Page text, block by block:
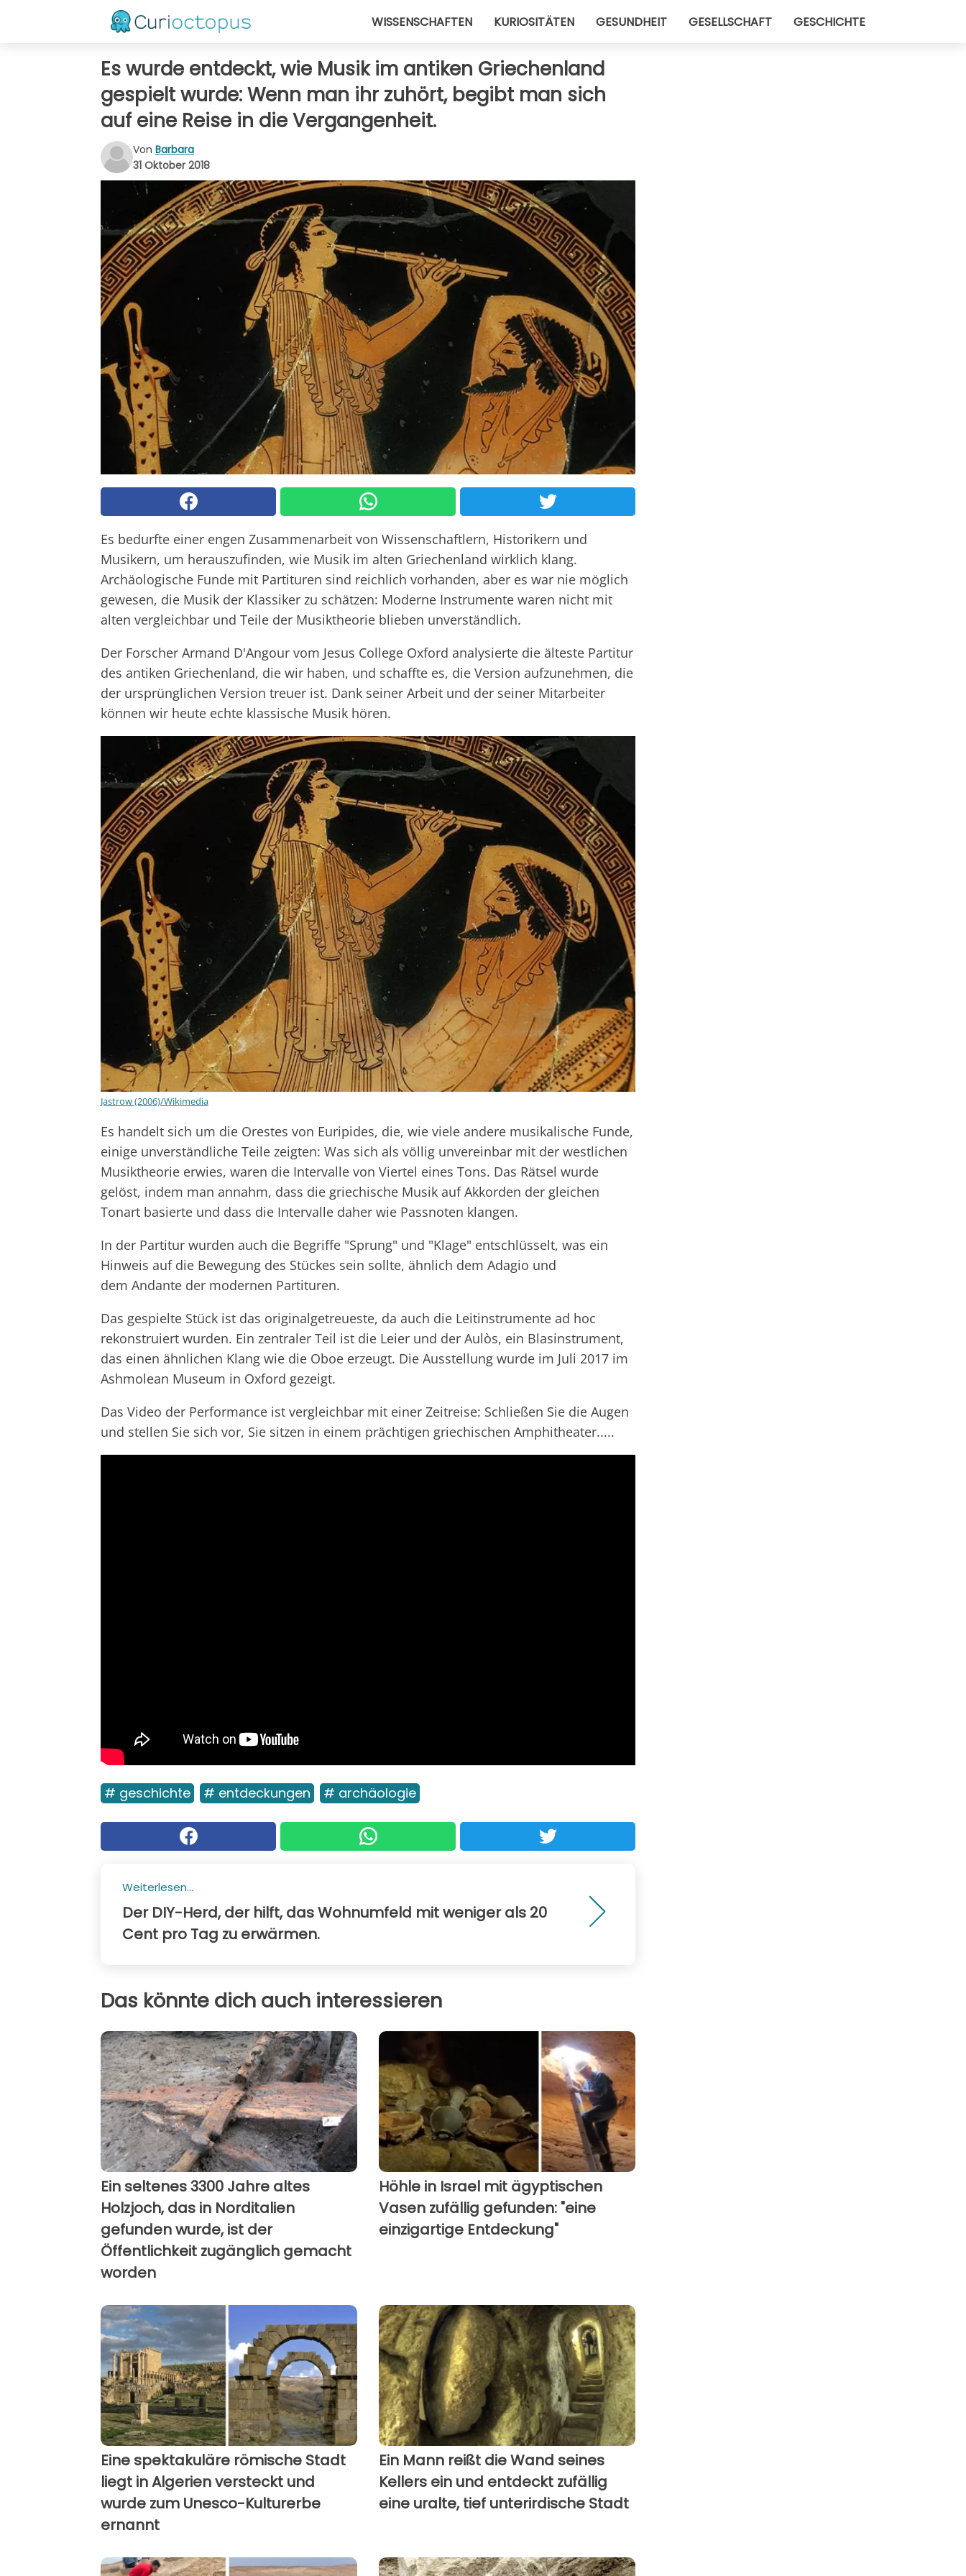
WISSENSCHAFTEN KURIOSITÄTEN GESUNDHEIT GESELLSCHAFT GESCHICHTE
Es wurde entdeckt, wie Musik im antiken Griechenland
gespielt wurde: Wenn man ihr zuhört, begibt man sich
auf eine Reise in die Vergangenheit.
Von Barbara
31 Oktober 2018
Es bedurfte einer engen Zusammenarbeit von Wissenschaftlern, Historikern und
Musikern, um herauszufinden, wie Musik im alten Griechenland wirklich klang.
Archäologische Funde mit Partituren sind reichlich vorhanden, aber es war nie möglich
gewesen, die Musik der Klassiker zu schätzen: Moderne Instrumente waren nicht mit
alten vergleichbar und Teile der Musiktheorie blieben unverständlich.
Der Forscher Armand D'Angour vom Jesus College Oxford analysierte die älteste Partitur
des antiken Griechenland, die wir haben, und schaffte es, die Version aufzunehmen, die
der ursprünglichen Version treuer ist. Dank seiner Arbeit und der seiner Mitarbeiter
können wir heute echte klassische Musik hören.
Jastrow (2006)/Wikimedia
Es handelt sich um die Orestes von Euripides, die, wie viele andere musikalische Funde,
einige unverständliche Teile zeigten: Was sich als völlig unvereinbar mit der westlichen
Musiktheorie erwies, waren die Intervalle von Viertel eines Tons. Das Rätsel wurde
gelöst, indem man annahm, dass die griechische Musik auf Akkorden der gleichen
Tonart basierte und dass die Intervalle daher wie Passnoten klangen.
In der Partitur wurden auch die Begriffe "Sprung" und "Klage" entschlüsselt, was ein
Hinweis auf die Bewegung des Stückes sein sollte, ähnlich dem Adagio und
dem Andante der modernen Partituren.
Das gespielte Stück ist das originalgetreueste, da auch die Leitinstrumente ad hoc
rekonstruiert wurden. Ein zentraler Teil ist die Leier und der Aulòs, ein Blasinstrument,
das einen ähnlichen Klang wie die Oboe erzeugt. Die Ausstellung wurde im Juli 2017 im
Ashmolean Museum in Oxford gezeigt.
Das Video der Performance ist vergleichbar mit einer Zeitreise: Schließen Sie die Augen
und stellen Sie sich vor, Sie sitzen in einem prächtigen griechischen Amphitheater.....
# geschichte # entdeckungen # archäologie
Weiterlesen...
Der DIY-Herd, der hilft, das Wohnumfeld mit weniger als 20
Cent pro Tag zu erwärmen.
Das könnte dich auch interessieren
Ein seltenes 3300 Jahre altes
Holzjoch, das in Norditalien
gefunden wurde, ist der
Öffentlichkeit zugänglich gemacht
worden
Höhle in Israel mit ägyptischen
Vasen zufällig gefunden: "eine
einzigartige Entdeckung"
Eine spektakuläre römische Stadt
liegt in Algerien versteckt und
wurde zum Unesco-Kulturerbe
ernannt
Ein Mann reißt die Wand seines
Kellers ein und entdeckt zufällig
eine uralte, tief unterirdische Stadt